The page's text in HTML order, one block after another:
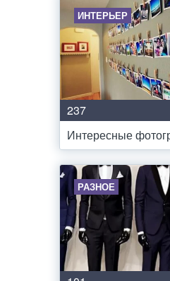
ИНТЕРЬЕР
237
Интересные
РАЗНОЕ